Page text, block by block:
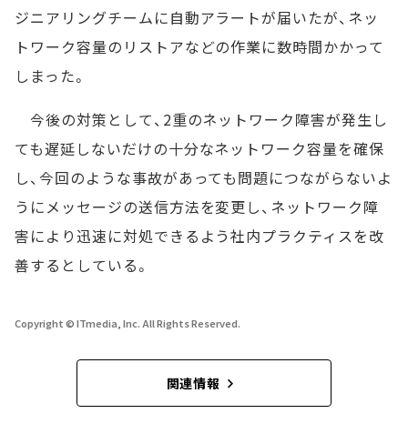
ジニアリングチームに自動アラートが届いたが、ネッ
トワーク容量のリストアなどの作業に数時間かかって
しまった。
今後の対策として、2重のネットワーク障害が発生し
ても遅延しないだけの十分なネットワーク容量を確保
し、今回のような事故があっても問題につながらないよ
うにメッセージの送信方法を変更し、ネットワーク障
害により迅速に対処できるよう社内プラクティスを改
善するとしている。
Copyright © ITmedia, Inc. All Rights Reserved.
関連情報